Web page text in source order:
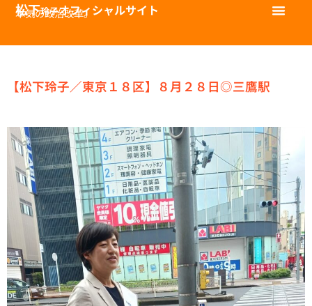
松下玲子オフィシャルサイト
本気の政治改革。
【松下玲子／東京１８区】８月２８日◎三鷹駅